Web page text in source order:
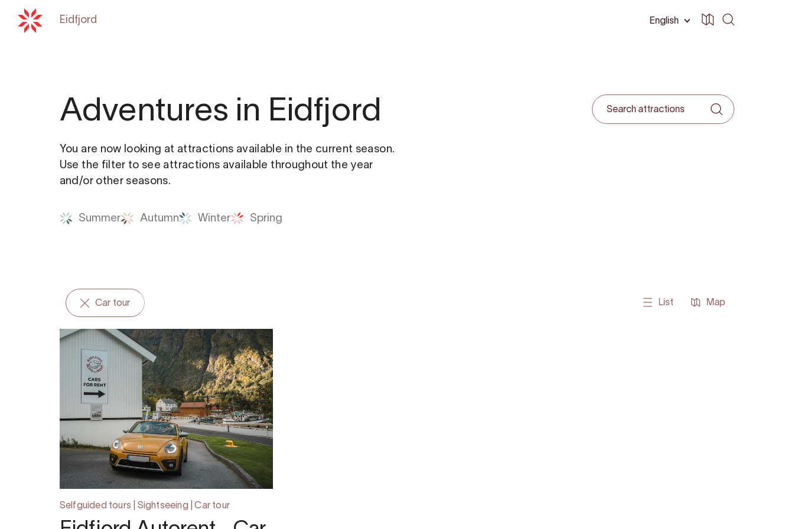
English
Eidfjord
Adventures in Eidfjord
You are now looking at attractions available in the current season.
Use the filter to see attractions available throughout the year
and/or other seasons.
Summer Autumn Winter Spring
Car tour List Map
Selfguided tours | Sightseeing | Car tour